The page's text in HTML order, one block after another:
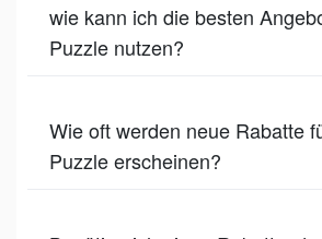
wie kann ich die besten
Puzzle nutzen?
Wie oft werden neue Rabatte
Puzzle erscheinen?